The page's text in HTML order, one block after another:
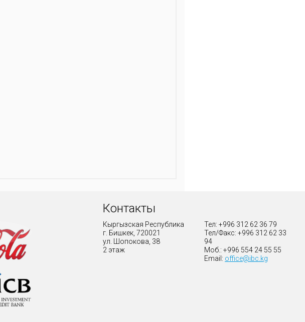
Контакты
Кыргызская Республика
г. Бишкек, 720021
ул. Шопокова, 38
2 этаж
Тел: +996 312 62 36 79
Тел/Факс: +996 312 62 33
94
Моб.: +996 554 24 55 55
Email: office@ibc.kg